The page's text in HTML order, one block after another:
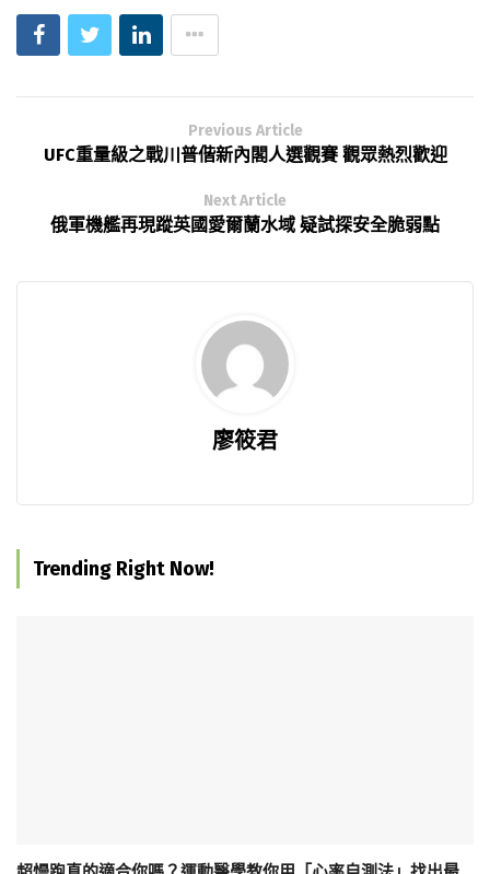
Previous Article
UFC重量級之戰川普偕新內閣人選觀賽 觀眾熱烈歡迎
Next Article
俄軍機艦再現蹤英國愛爾蘭水域 疑試探安全脆弱點
廖筱君
Trending Right Now!